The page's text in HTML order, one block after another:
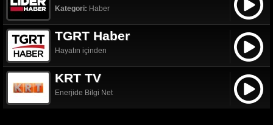
Kategori: Haber
TGRT Haber
Hayatın içinden
KRT TV
Enerjide Bilgi Net